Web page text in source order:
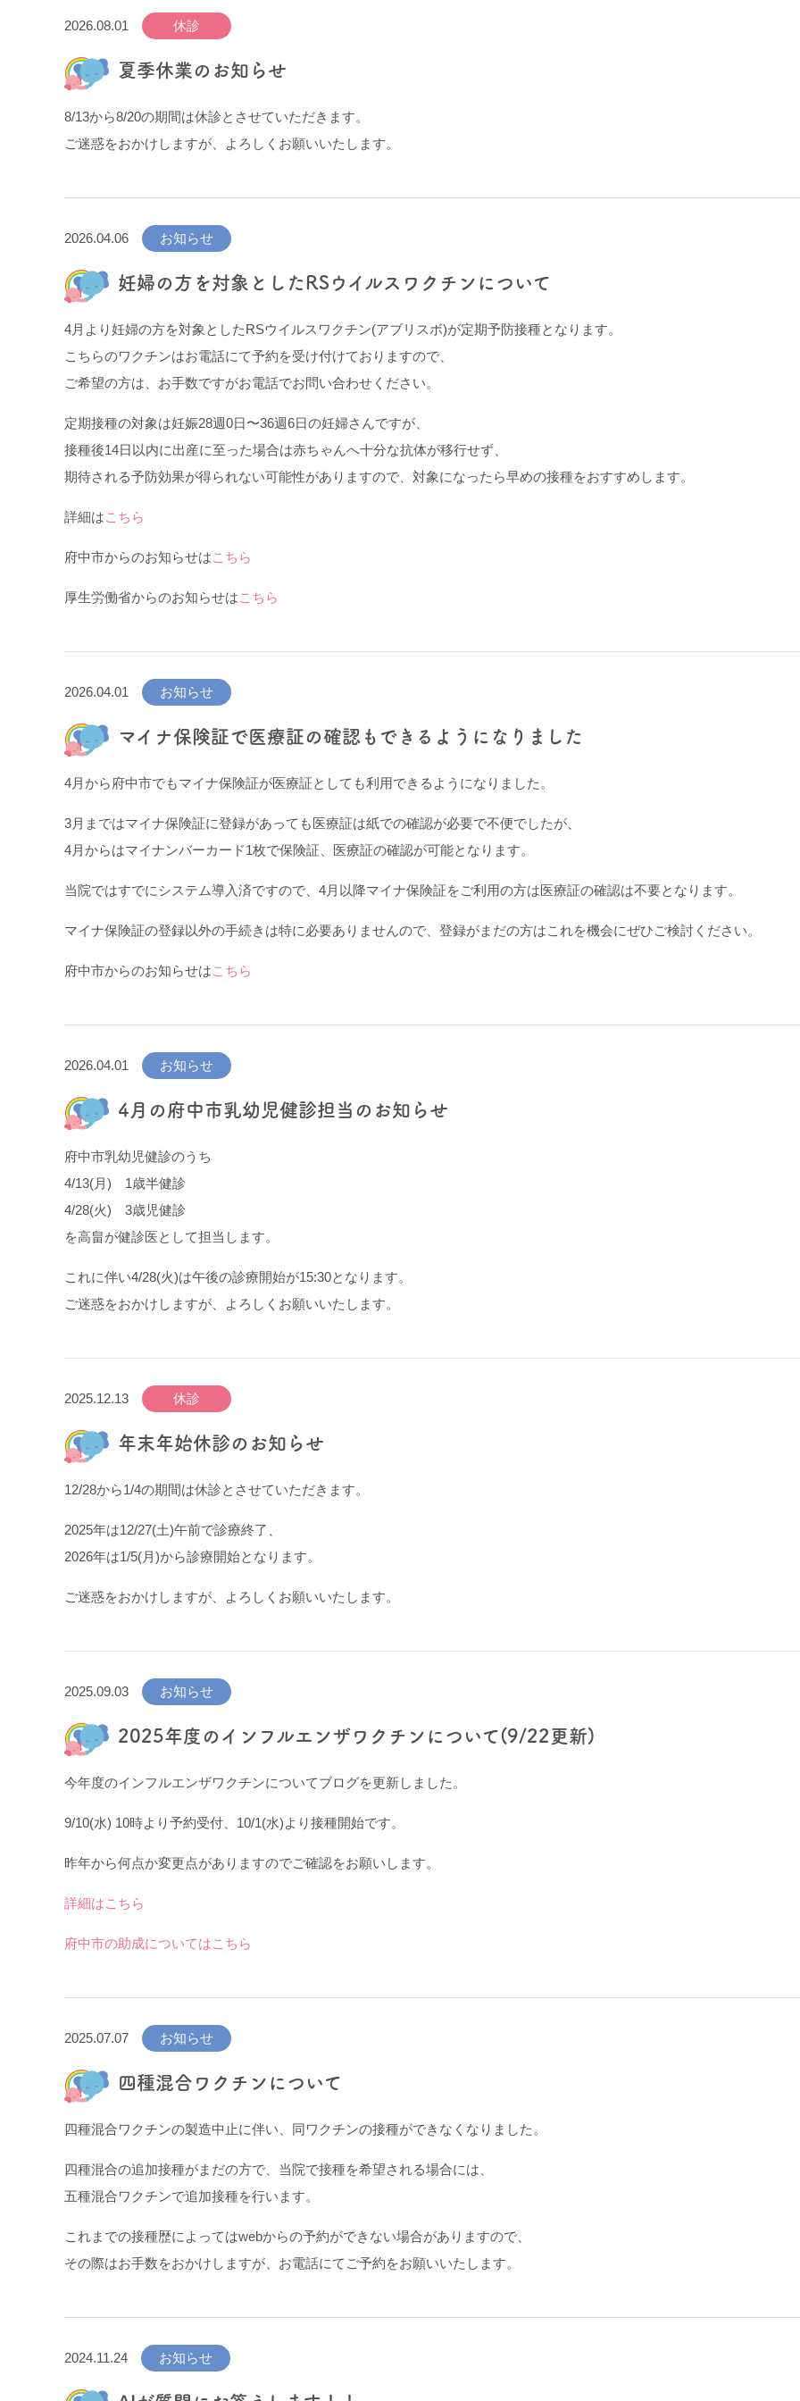
2026.08.01 休診
夏季休業のお知らせ
8/13から8/20の期間は休診とさせていただきます。
ご迷惑をおかけしますが、よろしくお願いいたします。
2026.04.06 お知らせ
妊婦の方を対象としたRSウイルスワクチンについて
4月より妊婦の方を対象としたRSウイルスワクチン(アブリスボ)が定期予防接種となります。
こちらのワクチンはお電話にて予約を受け付けておりますので、
ご希望の方は、お手数ですがお電話でお問い合わせください。
定期接種の対象は妊娠28週0日〜36週6日の妊婦さんですが、
接種後14日以内に出産に至った場合は赤ちゃんへ十分な抗体が移行せず、
期待される予防効果が得られない可能性がありますので、対象になったら早めの接種をおすすめします。
詳細はこちら
府中市からのお知らせはこちら
厚生労働省からのお知らせはこちら
2026.04.01 お知らせ
マイナ保険証で医療証の確認もできるようになりました
4月から府中市でもマイナ保険証が医療証としても利用できるようになりました。
3月まではマイナ保険証に登録があっても医療証は紙での確認が必要で不便でしたが、
4月からはマイナンバーカード1枚で保険証、医療証の確認が可能となります。
当院ではすでにシステム導入済ですので、4月以降マイナ保険証をご利用の方は医療証の確認は不要となります。
マイナ保険証の登録以外の手続きは特に必要ありませんので、登録がまだの方はこれを機会にぜひご検討ください。
府中市からのお知らせはこちら
2026.04.01 お知らせ
4月の府中市乳幼児健診担当のお知らせ
府中市乳幼児健診のうち
4/13(月) 1歳半健診
4/28(火) 3歳児健診
を高畠が健診医として担当します。
これに伴い4/28(火)は午後の診療開始が15:30となります。
ご迷惑をおかけしますが、よろしくお願いいたします。
2025.12.13 休診
年末年始休診のお知らせ
12/28から1/4の期間は休診とさせていただきます。
2025年は12/27(土)午前で診療終了、
2026年は1/5(月)から診療開始となります。
ご迷惑をおかけしますが、よろしくお願いいたします。
2025.09.03 お知らせ
2025年度のインフルエンザワクチンについて(9/22更新)
今年度のインフルエンザワクチンについてブログを更新しました。
9/10(水) 10時より予約受付、10/1(水)より接種開始です。
昨年から何点か変更点がありますのでご確認をお願いします。
詳細はこちら
府中市の助成についてはこちら
2025.07.07 お知らせ
四種混合ワクチンについて
四種混合ワクチンの製造中止に伴い、同ワクチンの接種ができなくなりました。
四種混合の追加接種がまだの方で、当院で接種を希望される場合には、
五種混合ワクチンで追加接種を行います。
これまでの接種歴によってはwebからの予約ができない場合がありますので、
その際はお手数をおかけしますが、お電話にてご予約をお願いいたします。
2024.11.24 お知らせ